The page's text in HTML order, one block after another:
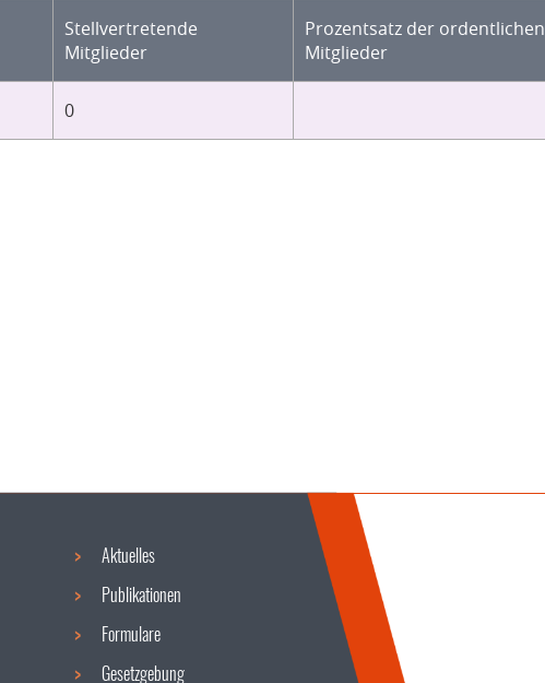
Stellvertretende
Mitglieder
Prozentsatz der ordentlichen
Mitglieder
0
Aktuelles
Publikationen
Formulare
Gesetzgebung